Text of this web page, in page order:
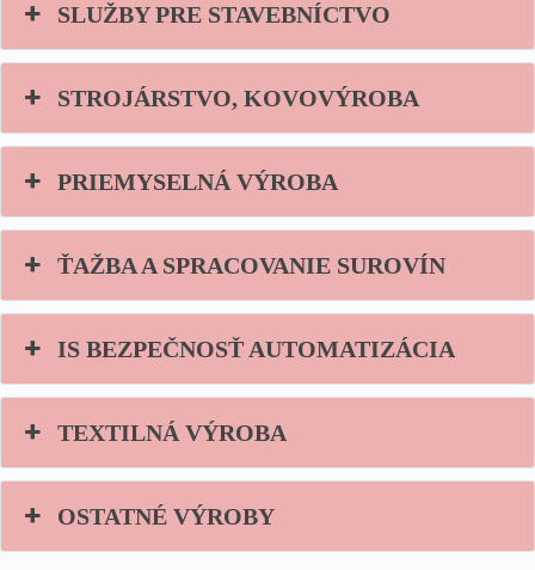
SLUŽBY PRE STAVEBNÍCTVO
STROJÁRSTVO, KOVOVÝROBA
PRIEMYSELNÁ VÝROBA
ŤAŽBA A SPRACOVANIE SUROVÍN
IS BEZPEČNOSŤ AUTOMATIZÁCIA
TEXTILNÁ VÝROBA
OSTATNÉ VÝROBY